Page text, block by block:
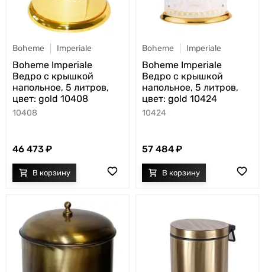
Boheme Imperiale
Boheme Imperiale
Ведро с крышкой
напольное, 5 литров,
цвет: gold 10408
10408
46 473
Boheme Imperiale
Boheme Imperiale
Ведро с крышкой
напольное, 5 литров,
цвет: gold 10424
10424
57 484